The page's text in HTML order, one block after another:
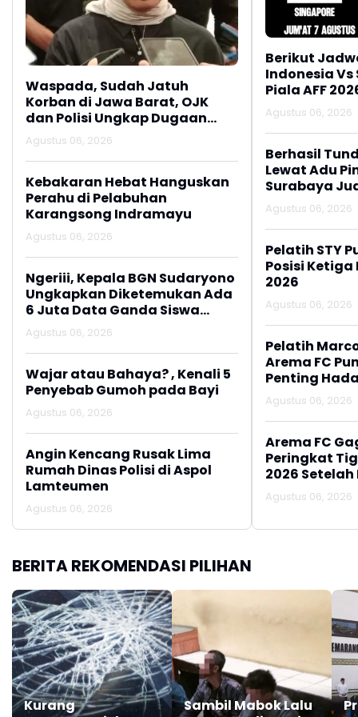
Waspada, Sudah Jatuh
Korban di Jawa Barat, OJK
dan Polisi Ungkap Dugaan
Penipuan Modus Titip Limit
Paylater
Agustus 06, 2026
Kebakaran Hebat Hanguskan
Perahu di Pelabuhan
Karangsong Indramayu
Agustus 06, 2026
Ngeriii, Kepala BGN Sudaryono
Ungkapkan Diketemukan Ada
6 Juta Data Ganda Siswa
Penerima MBG
Agustus 06, 2026
Wajar atau Bahaya? , Kenali 5
Penyebab Gumoh pada Bayi
Agustus 06, 2026
Angin Kencang Rusak Lima
Rumah Dinas Polisi di Aspol
Lamteumen
Agustus 06, 2026
Berikut
Indonesia
Piala AFF
Agustus 06, 2026
Berhasil
Lewat Adu
Surabaya
2026
Agustus 06, 2026
Pelatih STY
Posisi Ketiga
2026
Agustus 06, 2026
Pelatih
Arema FC
Penting
Agustus 06, 2026
Arema FC
Peringkat
2026
Persija
Agustus 06, 2026
BERITA REKOMENDASI PILIHAN
Kurang
Sambil Mabok Lalu